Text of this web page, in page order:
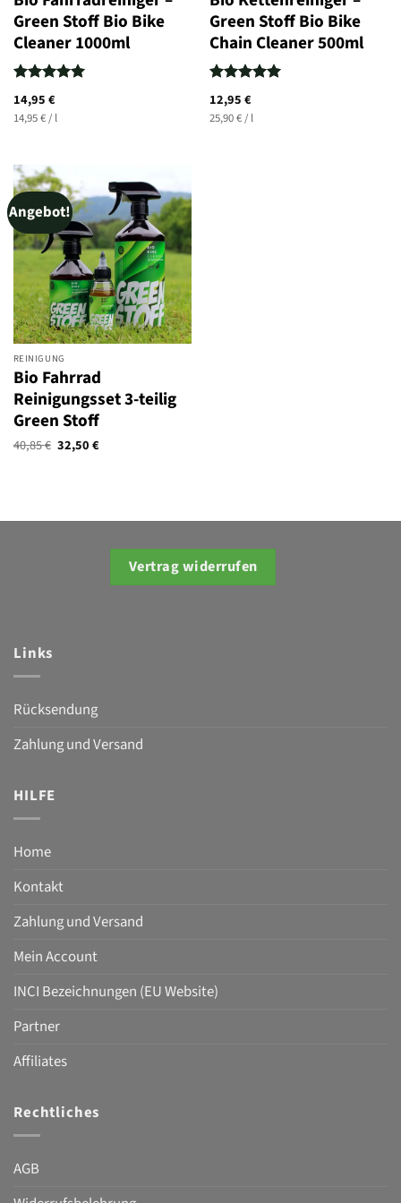
Green Stoff Bio Bike
Cleaner 1000ml
Bewertet
mit5 von
5
14,95€
14,95€/ l
Green Stoff Bio Bike
Chain Cleaner 500ml
Bewertet
mit5 von
5
12,95€
25,90€/ l
Angebot!
REINIGUNG
Bio Fahrrad
Reinigungsset 3-teilig
Green Stoff
40,85€ Ursprünglicher
Preis
32,50€Aktueller
Vertrag widerrufen
Links
Rücksendung
Zahlung und Versand
HILFE
Home
Kontakt
Zahlung und Versand
Mein Account
INCI Bezeichnungen (EU Website)
Partner
Affiliates
Rechtliches
AGB